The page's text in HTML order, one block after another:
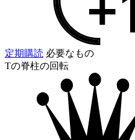
定期購読 必要なもの
Tの脊柱の回転